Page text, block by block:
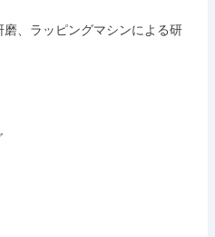
磨、ラッピングマシンによる研